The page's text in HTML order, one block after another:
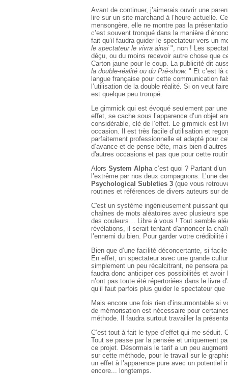
Avant de continuer, j’aimerais ouvrir une
lire sur un site marchand à l’heure actuelle.
mensongère, elle ne montre pas la
c’est souvent tronqué dans la manière
fait qu’il faudra guider le spectateur vers un
le spectateur le vivra ainsi ", non ! Les
déçu, ou du moins recevoir autre chose que
Carton jaune pour le coup. La publicité dit
la double-réalité ou du Pré-show. " Et c’est là
langue française pour cette communication
l’utilisation de la double réalité. Si on veut
est quelque peu trompé.
Le gimmick qui est évoqué seulement par
effet, se cache sous l’apparence d’un objet
considérable, clé de l’effet. Le gimmick est
occasion. Il est très facile d’utilisation et
parfaitement professionnelle et adapté pour
d’avance et de pense bête, mais bien
d'autres occasions et pas que pour cette
Alors System Alphac’est quoi ? Partant
l’extrême par nos deux compagnons. L’une
Psychological Subleties 3 (que vous
routines et références de divers auteurs sur
C'est un système ingénieusement puissant
chaînes de mots aléatoires avec plusieurs
des couleurs… Libre à vous ! Tout semble
révélations, il serait tentant d'annoncer la
l’ennemi du bien. Pour garder votre
Bien que d’une facilité déconcertante, si
En effet, un spectateur avec une grande
simplement un peu récalcitrant, ne pensera
faudra donc anticiper ces possibilités et avoir
n’ont pas toute été répertoriées dans le livre
qu’il faut parfois plus guider le spectateur
Mais encore une fois rien d’insurmontable
de mémorisation est nécessaire pour
méthode. Il faudra surtout travailler la
C’est tout à fait le type d’effet qui me
Tout se passe par la pensée et uniquement
ce projet. Désormais le tarif a un peu
sur cette méthode, pour le travail sur le
un effet à l’apparence pure avec un potentiel
encore... longtemps.